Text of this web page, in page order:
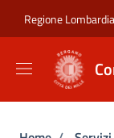
Regione Lombardia